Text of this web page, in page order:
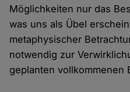
Möglichkeiten nur das
was uns als Übel
metaphysischer
notwendig zur
geplanten vollkommenen